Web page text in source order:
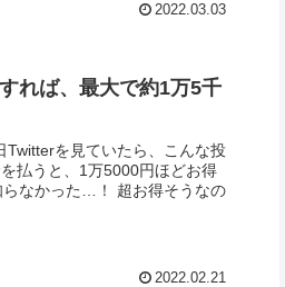
2022.03.03
れば、最大で約1万5千
！ 超お得そうなの
2022.02.21